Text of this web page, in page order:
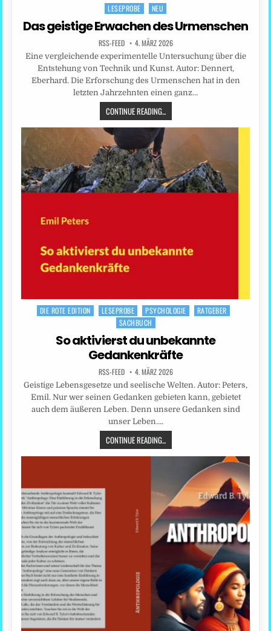
Posted
LESEPROBE NEU
Das geistige Erwachen des Urmenschen
RSS-FEED 4. MÄRZ 2026
Eine vergleichende experimentelle Untersuchung über die
Entstehung von Technik und Kunst. Autor: Dennert,
Eberhard. Die Erforschung des Urmenschen hat in den
letzten Jahrzehnten einen ganz…
CONTINUE READING...
Posted
DIE ROTE EDITION LESEPROBE PSYCHOLOGIE
RATGEBER
SACHBUCH
So aktivierst du unbekannte
Gedankenkräfte
RSS-FEED 4. MÄRZ 2026
Geistige Lebensgesetze und seelische Welten. Autor: Peters,
Emil. Nur wer seinen Gedanken gebieten kann, gebietet
auch dem äußeren Leben. Denn unsere Gedanken sind
unser Leben….
CONTINUE READING...